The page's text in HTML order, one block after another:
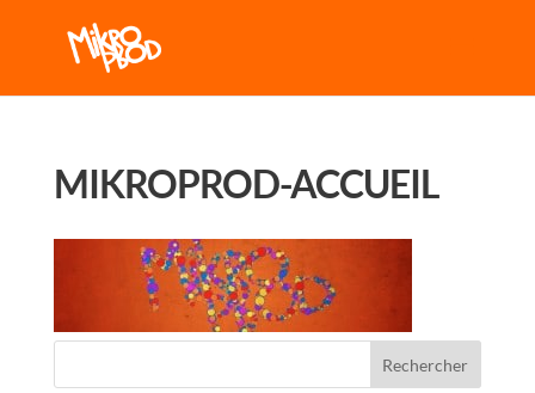
MIKROPROD-ACCUEIL